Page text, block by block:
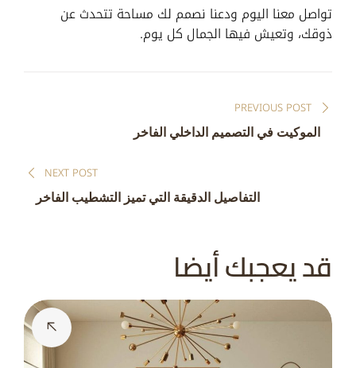
تواصل معنا اليوم ودعنا نصمم لك مساحة تتحدث عن
ذوقك، وتعيش فيها الجمال كل يوم.
المقالات
PREVIOUS POST
الموكيت في التصميم الداخلي الفاخر
NEXT POST
التفاصيل الدقيقة التي تميز التشطيب الفاخر
قد يعجبك أيضا